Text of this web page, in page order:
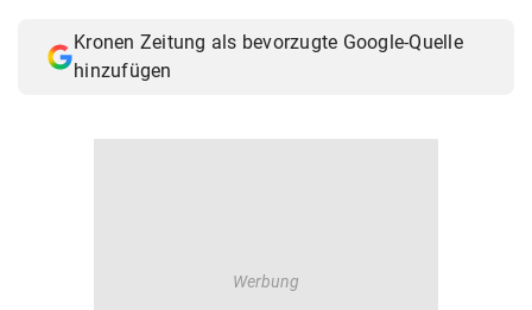
Kronen Zeitung als bevorzugte Google-Quelle
hinzufügen